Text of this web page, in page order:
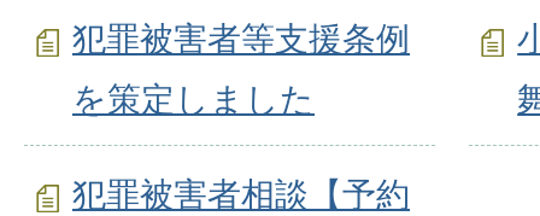
犯罪被害者等支援条例
を策定しました
犯罪被害者相談【予約